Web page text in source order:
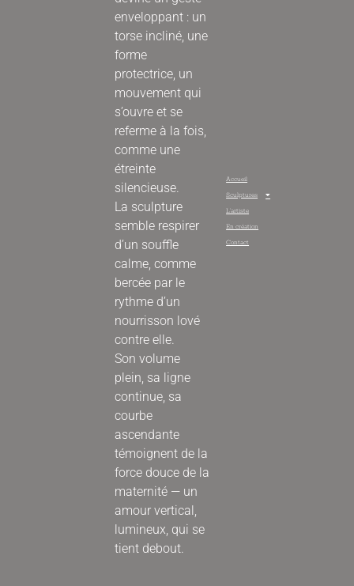
enveloppant : un
torse incliné, une
forme
protectrice, un
mouvement qui
s’ouvre et se
referme à la fois,
comme une
étreinte
silencieuse.
La sculpture
semble respirer
d’un souffle
calme, comme
bercée par le
rythme d’un
nourrisson lové
contre elle.
Son volume
plein, sa ligne
continue, sa
courbe
ascendante
témoignent de la
force douce de la
maternité — un
amour vertical,
lumineux, qui se
tient debout.
Accueil
Sculptures
L’artiste
En création
Contact